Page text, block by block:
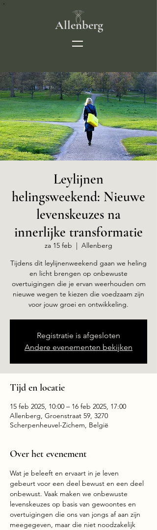
Allenberg
Leylijnen
helingsweekend: Nieuwe
levenskeuzes na
innerlijke transformatie
za 15 feb
  |
Allenberg
Tijdens dit leylijnenweekend gaan we heling
en licht brengen op onbewuste
overtuigingen die je ervan weerhouden om
nieuwe wegen te kiezen die voedzaam zijn
voor jouw groei en ontwikkeling.
Registratie is afgesloten
Andere evenementen bekijken
Tijd en locatie
15 feb 2025, 10:00 – 16 feb 2025, 17:00
Allenberg, Groenstraat 59, 3270
Scherpenheuvel-Zichem, België
Over het evenement
Wat je beleeft en ervaart in je leven
gebeurt voor een deel bewust en een deel
onbewust. Vaak maken we onbewuste
levenskeuzes op basis van gewoontes en
overtuigingen die ons van jongs af aan zijn
meegegeven, maar die niet noodzakelijk